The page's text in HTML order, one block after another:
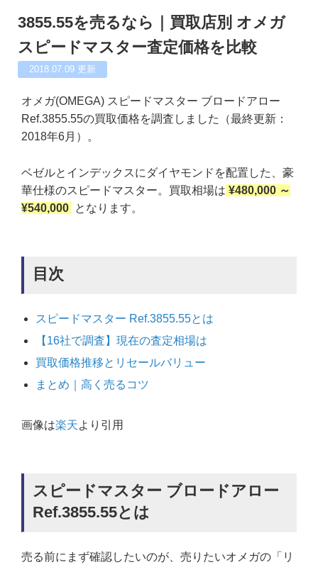
3855.55を売るなら｜買取店別 オメガ
スピードマスター査定価格を比較
2018.07.09 更新
オメガ(OMEGA) スピードマスター ブロードアロー
Ref.3855.55の買取価格を調査しました（最終更新：
2018年6月）。
ベゼルとインデックスにダイヤモンドを配置した、豪
華仕様のスピードマスター。買取相場は ¥480,000 ～
¥540,000 となります。
目次
スピードマスター Ref.3855.55とは
【16社で調査】現在の査定相場は
買取価格推移とリセールバリュー
まとめ｜高く売るコツ
画像は楽天より引用
スピードマスター ブロードアロー
Ref.3855.55とは
売る前にまず確認したいのが、売りたいオメガの「リ